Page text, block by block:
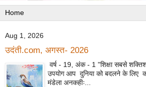
Aug 1, 2026
उदंती.com, अगस्त- 2026
वर्ष - 19, अंक - 1 "शिक्षा सबसे
उपयोग आप दुनिया को बदलने के
मंडेला अनकहीः...